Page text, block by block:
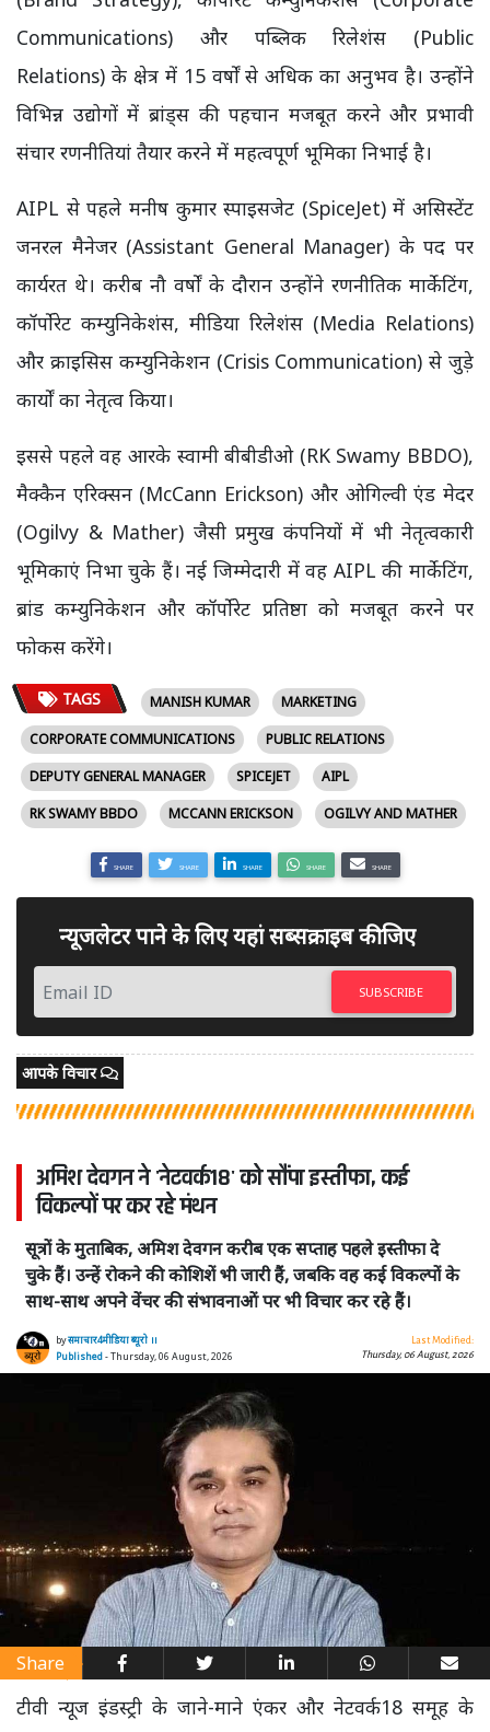
Communications) और पब्लिक रिलेशंस (Public
Relations) के क्षेत्र में 15 वर्षों से अधिक का अनुभव है। उन्होंने
विभिन्न उद्योगों में ब्रांड्स की पहचान मजबूत करने और प्रभावी
संचार रणनीतियां तैयार करने में महत्वपूर्ण भूमिका निभाई है।
AIPL से पहले मनीष कुमार स्पाइसजेट (SpiceJet) में असिस्टेंट
जनरल मैनेजर (Assistant General Manager) के पद पर
कार्यरत थे। करीब नौ वर्षों के दौरान उन्होंने रणनीतिक मार्केटिंग,
कॉर्पोरेट कम्युनिकेशंस, मीडिया रिलेशंस (Media Relations)
और क्राइसिस कम्युनिकेशन (Crisis Communication) से जुड़े
कार्यों का नेतृत्व किया।
इससे पहले वह आरके स्वामी बीबीडीओ (RK Swamy BBDO),
मैक्कैन एरिक्सन (McCann Erickson) और ओगिल्वी एंड मेदर
(Ogilvy & Mather) जैसी प्रमुख कंपनियों में भी नेतृत्वकारी
भूमिकाएं निभा चुके हैं। नई जिम्मेदारी में वह AIPL की मार्केटिंग,
ब्रांड कम्युनिकेशन और कॉर्पोरेट प्रतिष्ठा को मजबूत करने पर
फोकस करेंगे।
TAGS MANISH KUMAR
MARKETING
CORPORATE COMMUNICATIONS
PUBLIC RELATIONS
DEPUTY GENERAL MANAGER
SPICEJET
AIPL
RK SWAMY BBDO
MCCANN ERICKSON OGILVY AND MATHER
SHARE SHARE SHARE SHARE SHARE
न्यूजलेटर पाने के लिए यहां सब्सक्राइब कीजिए
SUBSCRIBE
आपके विचार
अमिश देवगन ने 'नेटवर्क18' को सौंपा इस्तीफा, कई
विकल्पों पर कर रहे मंथन
सूत्रों के मुताबिक, अमिश देवगन करीब एक सप्ताह पहले इस्तीफा दे
चुके हैं। उन्हें रोकने की कोशिशें भी जारी हैं, जबकि वह कई विकल्पों के
साथ-साथ अपने वेंचर की संभावनाओं पर भी विचार कर रहे हैं।
byसमाचार4मीडिया ब्यूरो ।।
Published- Thursday, 06 August, 2026
Last Modified:
Thursday, 06 August, 2026
Share
टीवी न्यूज इंडस्ट्री के जाने-माने एंकर और नेटवर्क18 समूह के